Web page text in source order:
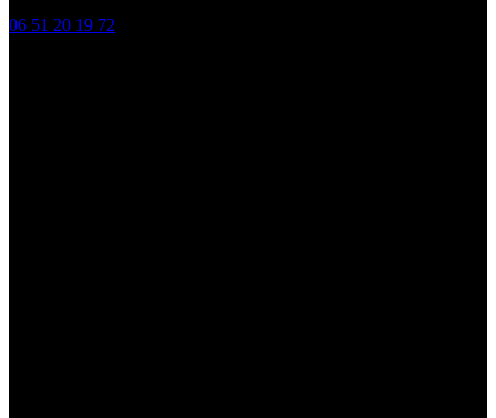
06 51 20 19 72